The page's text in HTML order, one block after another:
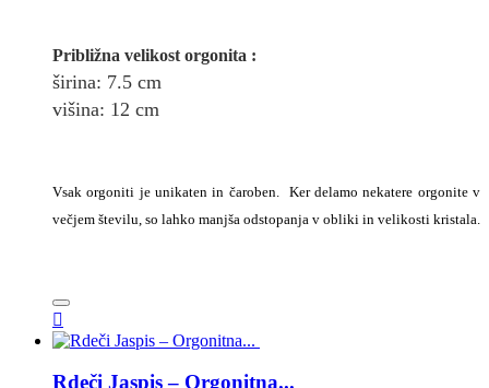
Približna velikost orgonita :
širina: 7.5 cm
višina: 12 cm
Vsak orgoniti je unikaten in čaroben. Ker delamo nekatere orgonite v
večjem številu, so lahko manjša odstopanja v obliki in velikosti kristala.

Rdeči Jaspis – Orgonitna...